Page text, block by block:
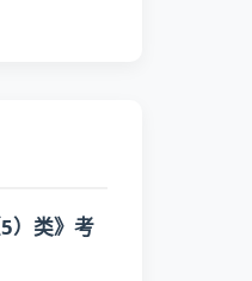
）类》考